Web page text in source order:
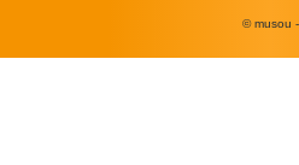
© musou -